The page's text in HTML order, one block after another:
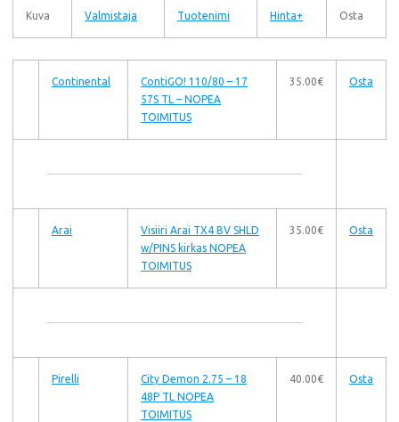
Kuva Valmistaja Tuotenimi Hinta+ Osta
Continental
ContiGO! 110/80 – 17
57S TL – NOPEA
TOIMITUS
35.00€ Osta
Arai
Visiiri Arai TX4 BV SHLD
w/PINS kirkas NOPEA
TOIMITUS
35.00€ Osta
Pirelli
City Demon 2.75 – 18
48P TL NOPEA
TOIMITUS
40.00€ Osta